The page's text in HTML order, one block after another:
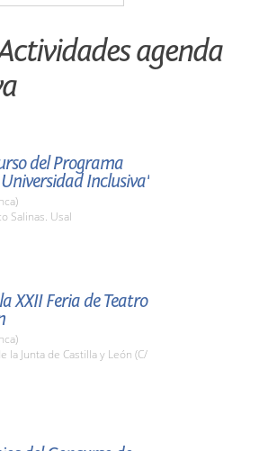
agenda
del Programa
Universidad Inclusiva'
Salinas. Usal
XXII Feria de Teatro
la Junta de Castilla y León (C/